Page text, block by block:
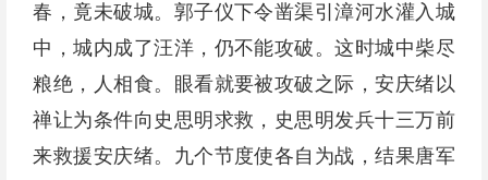
春，竟未破城。郭子仪下令凿渠引漳河水灌入城
中，城内成了汪洋，仍不能攻破。这时城中柴尽
粮绝，人相食。眼看就要被攻破之际，安庆绪以
禅让为条件向史思明求救，史思明发兵十三万前
来救援安庆绪。九个节度使各自为战，结果唐军